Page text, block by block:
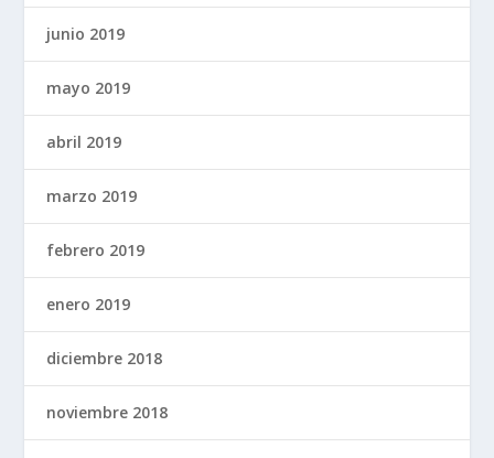
junio 2019
mayo 2019
abril 2019
marzo 2019
febrero 2019
enero 2019
diciembre 2018
noviembre 2018